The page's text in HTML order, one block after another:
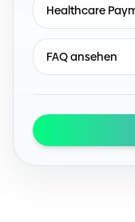
Healthcare
FAQ ansehen